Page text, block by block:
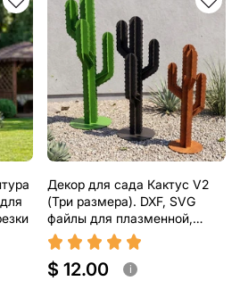
Декор для сада Кактус V2
(Три размера). DXF, SVG
файлы для плазменной,
лазерной резки
$ 12.00 i